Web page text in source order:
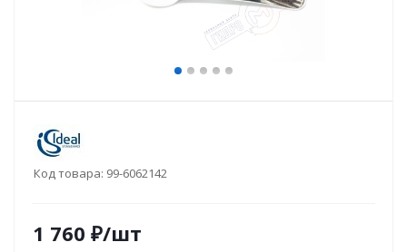
Код товара: 99-6062142
1 760 ₽/шт